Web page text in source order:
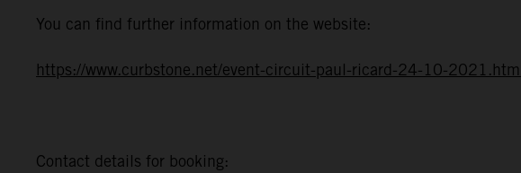
You can find further information on the website:
https://www.curbstone.net/event-circuit-paul-ricard-24-10-
Contact details for booking: